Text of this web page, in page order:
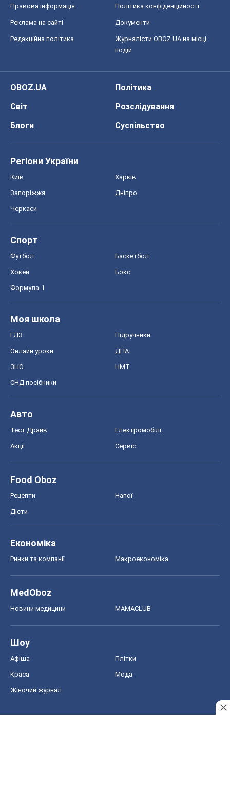
Правова інформація Політика конфіденційності
Реклама на сайті Документи
Редакційна політика
Журналісти OBOZ.UA на місці
подій
OBOZ.UA
Політика
Світ
Розслідування
Блоги
Суспільство
Регіони України
Київ Харків
Запоріжжя Дніпро
Черкаси
Спорт
Футбол Баскетбол
Хокей Бокс
Формула-1
Моя школа
ГДЗ Підручники
Онлайн уроки ДПА
ЗНО НМТ
СНД посібники
Авто
Тест Драйв Електромобілі
Акції Сервіс
Food Oboz
Рецепти Напої
Дієти
Економіка
Ринки та компанії Макроекономіка
MedOboz
Новини медицини MAMACLUB
Шоу
Афіша Плітки
Краса Мода
Жіночий журнал